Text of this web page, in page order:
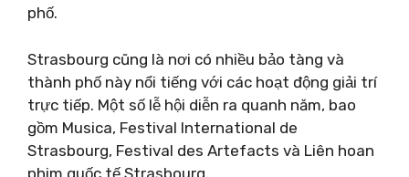
phố.
Strasbourg cũng là nơi có nhiều bảo tàng và
thành phố này nổi tiếng với các hoạt động giải trí
trực tiếp. Một số lễ hội diễn ra quanh năm, bao
gồm Musica, Festival International de
Strasbourg, Festival des Artefacts và Liên hoan
phim quốc tế Strasbourg.